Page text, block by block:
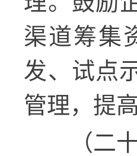
渠道筹集
发、试点
管理，提
（二